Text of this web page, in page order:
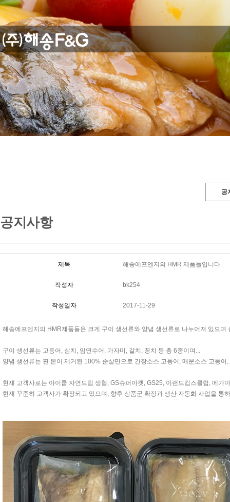
공
공지사항
제목 해송에프엔지의 HMR 제품들입니다.
작성자 bk254
작성일자 2017-11-29
해송에프엔지의 HMR제품들은 크게 구이 생선류와 양념 생선류로 나누어져 있으며
구이 생선류는 고등어, 삼치, 임연수어, 가자미, 갈치, 꽁치 등 총 6종이며...
양념 생선류는 핀 본이 제거된 100% 순살만으로 간장소스 고등어, 매운소스 고등
현재 고객사로는 아이쿱 자연드림 생협, GS슈퍼마켓, GS25, 이랜드킴스클럽, 메가
현재 꾸준히 고객사가 확장되고 있으며, 향후 상품군 확장과 생산 자동화 사업을